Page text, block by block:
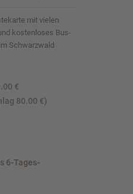
mit vielen
kostenloses Bus-
Schwarzwald
€
80.00 €)
6-Tages-